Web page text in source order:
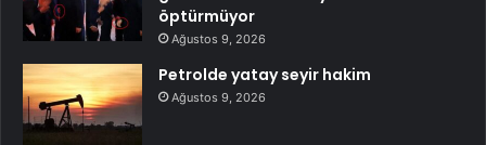
öptürmüyor
Ağustos 9, 2026
Petrolde yatay seyir hakim
Ağustos 9, 2026